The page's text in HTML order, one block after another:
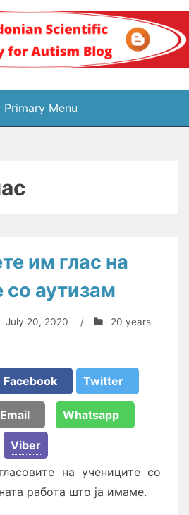
на
научно
за
Primary Menu
им глас на
со аутизам
July 20, 2020 /
20 years
Facebook Twitter
Email Whatsapp
Viber
на учениците со
работа што ја имаме.